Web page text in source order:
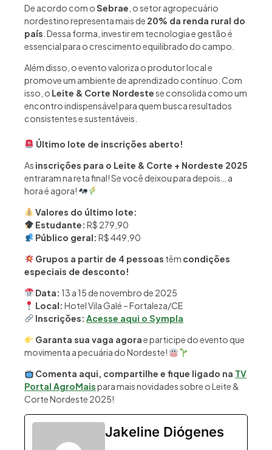
De acordo com oSebrae , o setor agropecuário
nordestino representa mais de 20% da renda rural do
país . Dessa forma, investir em tecnologia e gestão é
essencial para o crescimento equilibrado do campo.
Além disso, o evento valoriza o produtor local e
promove um ambiente de aprendizado contínuo. Com
isso, o Leite & Corte Nordestese consolida como um
encontro indispensável para quem busca resultados
consistentes e sustentáveis.
Último lote de inscrições aberto!
As inscrições para o Leite & Corte + Nordeste 2025
entraram na reta final! Se você deixou para depois… a
hora é agora!
Valores do último lote:
Estudante: R$ 279,90
Público geral: R$ 449,90
Grupos a partir de 4 pessoas têm condições
especiais de desconto!
Data: 13 a 15 de novembro de 2025
Local: Hotel Vila Galé – Fortaleza/CE
Inscrições: Acesse aqui o Sympla
Garanta sua vaga agorae participe do evento que
movimenta a pecuária do Nordeste!
Comenta aqui, compartilhe e fique ligado na TV
Portal AgroMaispara mais novidades sobre o Leite &
Corte Nordeste 2025!
Jakeline Diógenes